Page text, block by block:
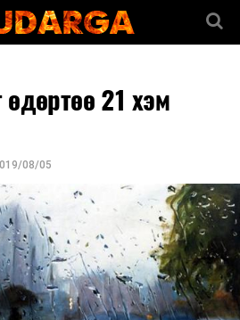
өдөртөө 21 хэм
08/05